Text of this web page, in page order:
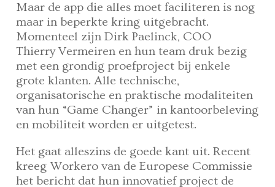
Maar de app die alles moet faciliteren is nog
maar in beperkte kring uitgebracht.
Momenteel zijn Dirk Paelinck, COO
Thierry Vermeiren en hun team druk bezig
met een grondig proefproject bij enkele
grote klanten. Alle technische,
organisatorische en praktische modaliteiten
van hun “Game Changer” in kantoorbeleving
en mobiliteit worden er uitgetest.
Het gaat alleszins de goede kant uit. Recent
kreeg Workero van de Europese Commissie
het bericht dat hun innovatief project de